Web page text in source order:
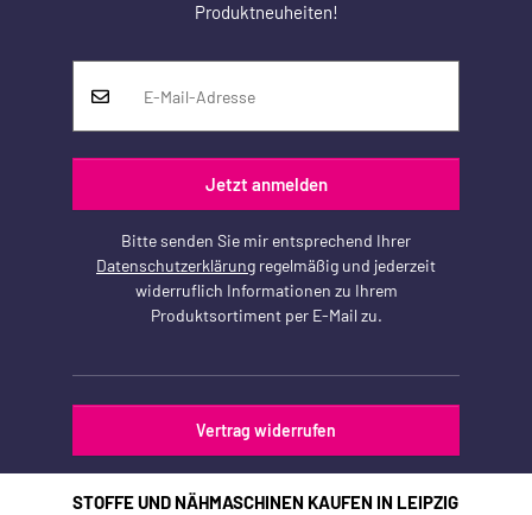
Produktneuheiten!
Jetzt anmelden
Bitte senden Sie mir entsprechend Ihrer
Datenschutzerklärung regelmäßig und jederzeit
widerruflich Informationen zu Ihrem
Produktsortiment per E-Mail zu.
Vertrag widerrufen
STOFFE UND NÄHMASCHINEN KAUFEN IN LEIPZIG